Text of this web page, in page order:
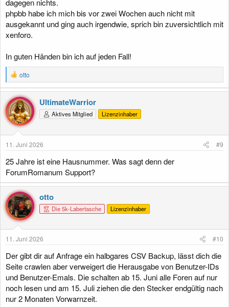
dagegen nichts.
phpbb habe ich mich bis vor zwei Wochen auch nicht mit
ausgekannt und ging auch irgendwie, sprich bin zuversichtlich mit
xenforo.
In guten Händen bin ich auf jeden Fall!
R
e
a
k
t
i
o
n
n
otto
UltimateWarrior
Aktives Mitglied Lizenzinhaber
11. Juni 2026 #9
25 Jahre ist eine Hausnummer. Was sagt denn der
ForumRomanum Support?
otto
Die 5k-Labertasche Lizenzinhaber
11. Juni 2026 #10
Der gibt dir auf Anfrage ein halbgares CSV Backup, lässt dich die
Seite crawlen aber verweigert die Herausgabe von Benutzer-IDs
und Benutzer-Emals. Die schalten ab 15. Juni alle Foren auf nur
noch lesen und am 15. Juli ziehen die den Stecker endgültig nach
nur 2 Monaten Vorwarnzeit.